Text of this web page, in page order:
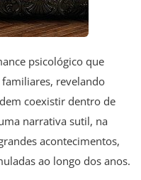
psicológico que
revelando
coexistir dentro de
narrativa sutil, na
acontecimentos,
ao longo dos anos.